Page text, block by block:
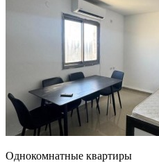
Однокомнатные квартиры